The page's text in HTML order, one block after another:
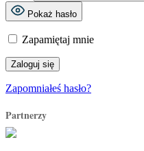
Pokaż hasło
Zapamiętaj mnie
Zapomniałeś hasło?
Partnerzy